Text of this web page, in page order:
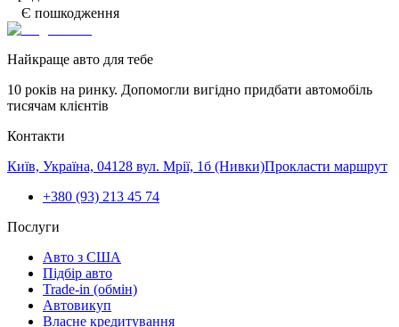
Є пошкодження
Найкраще авто для тебе
10 років на ринку. Допомогли вигідно придбати автомобіль
тисячам клієнтів
Контакти
Київ, Україна, 04128 вул. Мрії, 1б (Нивки)Прокласти маршрут
+380 (93) 213 45 74
Послуги
Авто з США
Підбір авто
Trade-in (обмін)
Автовикуп
Власне кредитування